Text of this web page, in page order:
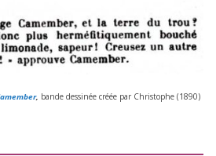
, bande des­si­née créée par Christophe (1890)